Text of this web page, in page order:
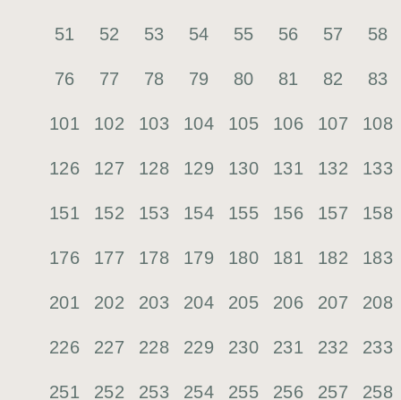
51 52 53 54 55 56 57 58
76 77 78 79 80 81 82 83
101 102 103 104 105 106 107 108
126 127 128 129 130 131 132 133
151 152 153 154 155 156 157 158
176 177 178 179 180 181 182 183
201 202 203 204 205 206 207 208
226 227 228 229 230 231 232 233
251 252 253 254 255 256 257 258